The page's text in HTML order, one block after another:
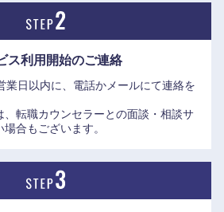
ス利用開始のご連絡
業日以内に、電話かメールにて連絡を
転職カウンセラーとの面談・相談サ
合もございます。
広島県
徳島県